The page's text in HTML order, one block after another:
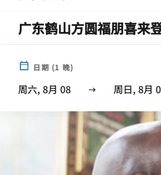
广东鹤山方圆福朋喜来
日期 (1 晚)
周六, 8月 08 周日, 8月